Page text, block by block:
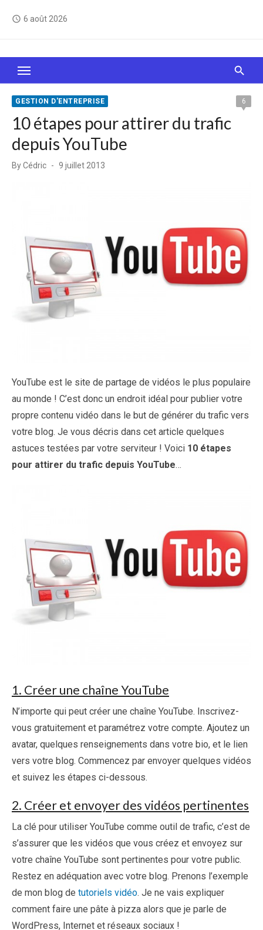
access_time 6 août 2026
Le Web, c'est comme une boîte de chocolats… On
sait jamais sur quoi on va tomber !
GESTION D'ENTREPRISE 6
10 étapes pour attirer du trafic
depuis YouTube
ByCédric
Posted
9 juillet 2013
YouTube est le site de partage de vidéos le plus populaire
au monde ! C’est donc un endroit idéal pour publier votre
propre contenu vidéo dans le but de générer du trafic vers
votre blog. Je vous décris dans cet article quelques
astuces testées par votre serviteur ! Voici 10 étapes
pour attirer du trafic depuis YouTube…
1. Créer une chaîne YouTube
N’importe qui peut créer une chaîne YouTube. Inscrivez-
vous gratuitement et paramétrez votre compte. Ajoutez un
avatar, quelques renseignements dans votre bio, et le lien
vers votre blog. Commencez par envoyer quelques vidéos
et suivez les étapes ci-dessous.
2. Créer et envoyer des vidéos pertinentes
La clé pour utiliser YouTube comme outil de trafic, c’est de
s’assurer que les vidéos que vous créez et envoyez sur
votre chaîne YouTube sont pertinentes pour votre public.
Restez en adéquation avec votre blog. Prenons l’exemple
de mon blog de tutoriels vidéo. Je ne vais expliquer
comment faire une pâte à pizza alors que je parle de
WordPress, Internet et réseaux sociaux !